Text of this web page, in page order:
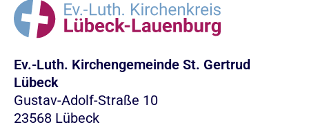
Ev.-Luth. Kirchengemeinde St. Gertrud
Lübeck
Gustav-Adolf-Straße 10
23568 Lübeck